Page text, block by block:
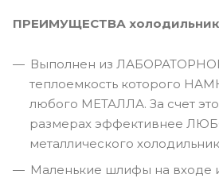
ПРЕИМУЩЕСТВА
Выполнен из
теплоемкость которого
любого МЕТАЛЛА. За счет
размерах эффективнее
металлического
Маленькие шлифы на входе